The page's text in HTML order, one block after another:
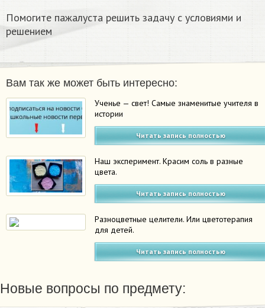
Помогите пажалуста решить задачу с условиями и
решением
Вам так же может быть интересно:
Ученье — свет! Самые знаменитые учителя в
истории
Читать запись полностью
Наш эксперимент. Красим соль в разные
цвета.
Читать запись полностью
Разноцветные целители. Или цветотерапия
для детей.
Читать запись полностью
Новые вопросы по предмету: